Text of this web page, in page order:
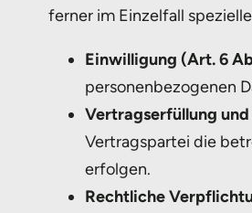
ferner im Einzelfall
Einwilligung (Art. 6
personenbezogenen
Vertragserfüllung
Vertragspartei die
erfolgen.
Rechtliche